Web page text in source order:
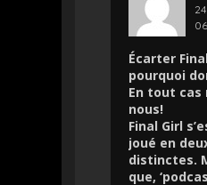
Écarter
pourquoi
En tout cas
nous!
Final Girl
joué en
distinctes.
que,